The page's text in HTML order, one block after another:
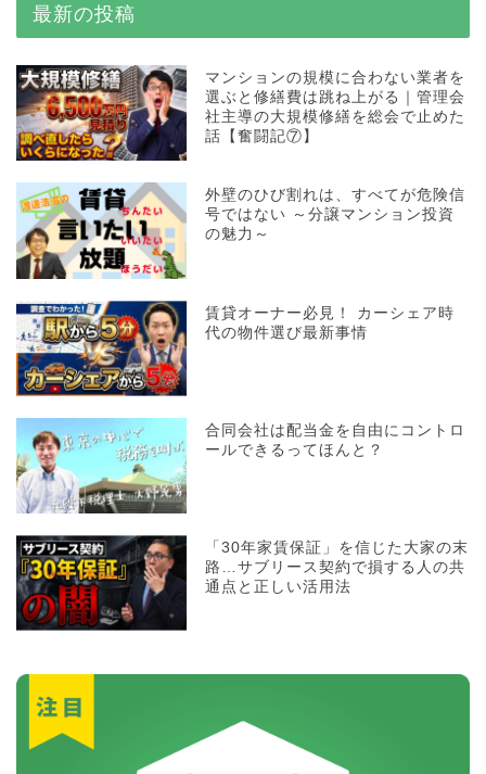
最新の投稿
マンションの規模に合わない業者を
選ぶと修繕費は跳ね上がる｜管理会
社主導の大規模修繕を総会で止めた
話【奮闘記⑦】
外壁のひび割れは、すべてが危険信
号ではない ～分譲マンション投資
の魅力～
賃貸オーナー必見！ カーシェア時
代の物件選び最新事情
合同会社は配当金を自由にコントロ
ールできるってほんと？
「30年家賃保証」を信じた大家の末
路…サブリース契約で損する人の共
通点と正しい活用法